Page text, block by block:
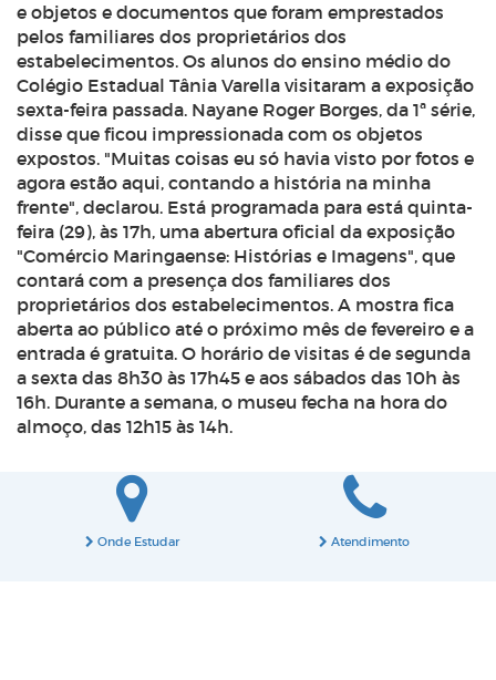
e objetos e documentos que foram emprestados
pelos familiares dos proprietários dos
estabelecimentos. Os alunos do ensino médio do
Colégio Estadual Tânia Varella visitaram a exposição
sexta-feira passada. Nayane Roger Borges, da 1ª série,
disse que ficou impressionada com os objetos
expostos. "Muitas coisas eu só havia visto por fotos e
agora estão aqui, contando a história na minha
frente", declarou. Está programada para está quinta-
feira (29), às 17h, uma abertura oficial da exposição
"Comércio Maringaense: Histórias e Imagens", que
contará com a presença dos familiares dos
proprietários dos estabelecimentos. A mostra fica
aberta ao público até o próximo mês de fevereiro e a
entrada é gratuita. O horário de visitas é de segunda
a sexta das 8h30 às 17h45 e aos sábados das 10h às
16h. Durante a semana, o museu fecha na hora do
almoço, das 12h15 às 14h.
Onde Estudar Atendimento